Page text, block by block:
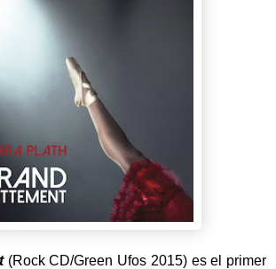
(Rock CD/Green Ufos 2015) es el primer